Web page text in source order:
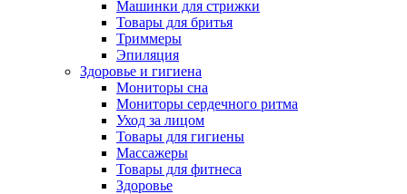
Машинки для стрижки
Товары для бритья
Триммеры
Эпиляция
Здоровье и гигиена
Мониторы сна
Мониторы сердечного ритма
Уход за лицом
Товары для гигиены
Массажеры
Товары для фитнеса
Здоровье